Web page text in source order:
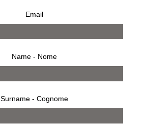
Email
Name - Nome
Surname - Cognome